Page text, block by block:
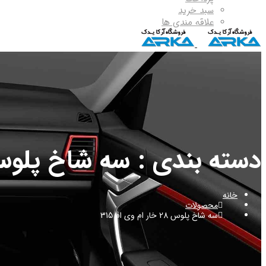
سبد خرید
علاقه مندی ها
دسته بندی : سه شاخ پلوس 28 خار ام وی
خانه
محصولات
سه شاخ پلوس 28 خار ام وی ام 315